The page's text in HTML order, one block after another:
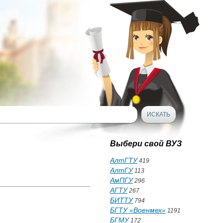
Выбери свой ВУЗ
АлтГТУ419
АлтГУ113
АмПГУ296
АГТУ267
БИТТУ794
БГТУ «Военмех» 1191
БГМУ172